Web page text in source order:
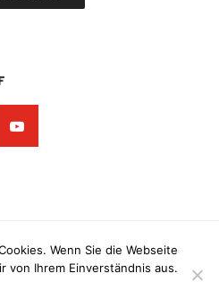
Stolz präsentiert von
Wenn Sie die Webseite
Ihrem Einverständnis aus.